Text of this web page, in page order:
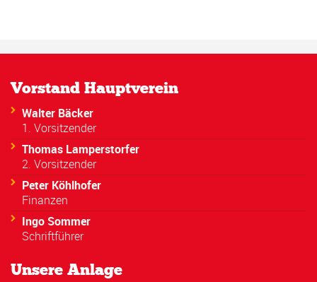
Vorstand Hauptverein
Walter Bäcker
1. Vorsitzender
Thomas Lamperstorfer
2. Vorsitzender
Peter Köhlhofer
Finanzen
Ingo Sommer
Schriftführer
Unsere Anlage